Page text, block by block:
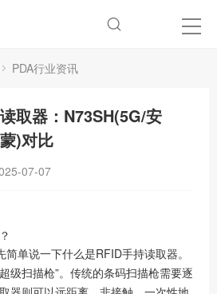
PDA行业资讯
取器：N73SH(5G/安
)对比
07-07
单说一下什么是RFID手持读取器。
级扫描枪”。传统的条码扫描枪需要逐